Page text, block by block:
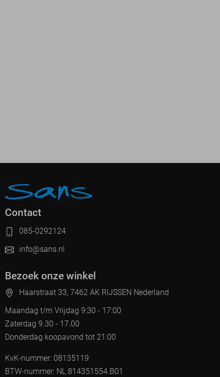
Contact
085-0292124
info@sans.nl
Bezoek onze winkel
Haarstraat 33, 7462 AK RIJSSEN Nederland
Maandag t/m Vrijdag 9:30 - 17:00
Zaterdag 9.30 - 17.00
Donderdag koopavond tot 21:00
KvK-nummer: 08135119
BTW-nummer: NL 814351554.B01